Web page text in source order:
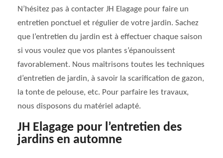
N’hésitez pas à contacter JH Elagage pour faire un
entretien ponctuel et régulier de votre jardin. Sachez
que l’entretien du jardin est à effectuer chaque saison
si vous voulez que vos plantes s’épanouissent
favorablement. Nous maîtrisons toutes les techniques
d’entretien de jardin, à savoir la scarification de gazon,
la tonte de pelouse, etc. Pour parfaire les travaux,
nous disposons du matériel adapté.
JH Elagage pour l’entretien des
jardins en automne